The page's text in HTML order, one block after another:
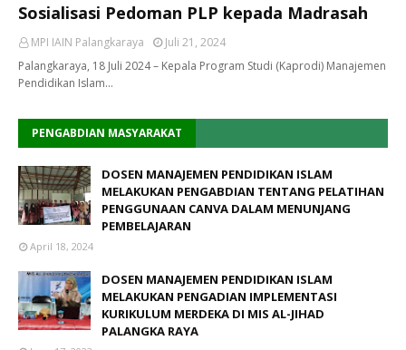
Sosialisasi Pedoman PLP kepada Madrasah
MPI IAIN Palangkaraya
Juli 21, 2024
Palangkaraya, 18 Juli 2024 – Kepala Program Studi (Kaprodi) Manajemen
Pendidikan Islam…
PENGABDIAN MASYARAKAT
DOSEN MANAJEMEN PENDIDIKAN ISLAM
MELAKUKAN PENGABDIAN TENTANG PELATIHAN
PENGGUNAAN CANVA DALAM MENUNJANG
PEMBELAJARAN
April 18, 2024
DOSEN MANAJEMEN PENDIDIKAN ISLAM
MELAKUKAN PENGADIAN IMPLEMENTASI
KURIKULUM MERDEKA DI MIS AL-JIHAD
PALANGKA RAYA